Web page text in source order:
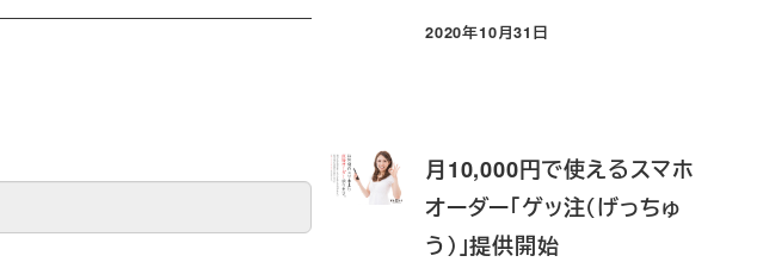
投稿日
2020年10月31日
月10,000円で使えるスマホ
オーダー「ゲッ注（げっちゅ
う）」提供開始